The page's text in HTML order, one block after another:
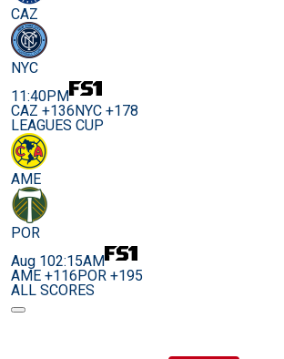
CAZ
NYC
11:40PM
CAZ +136NYC +178
LEAGUES CUP
AME
POR
Aug 102:15AM
AME +116POR +195
ALL SCORES